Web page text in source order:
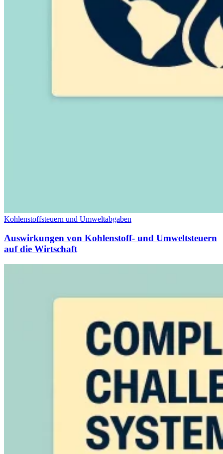
Kohlenstoffsteuern und Umweltabgaben
Auswirkungen von Kohlenstoff- und Umweltsteuern
auf die Wirtschaft